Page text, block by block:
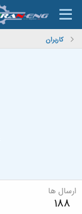
کاربران
ارسال ها
188